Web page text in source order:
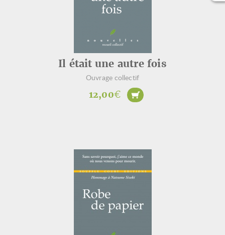
Il était une autre fois
Ouvrage collectif
12,00€